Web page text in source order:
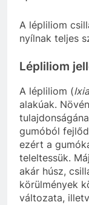
A lépliliom
nyílnak teljes
Lépliliom
A lépliliom (
alakúak.
gumóból
ezért a
teleltessük.
akár húsz,
körülmények
változata,